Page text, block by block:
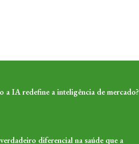
a IA redefine a inteligência de mercado?
diferencial na saúde que a